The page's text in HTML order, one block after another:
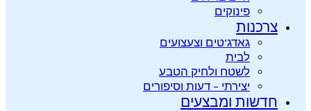
פינוקים
צרכנות
גאדג’טים וצעצועים
לבית
לשטח ולחיק הטבע
יצירתי – דעות וסיפורים
חדשות ומבצעים